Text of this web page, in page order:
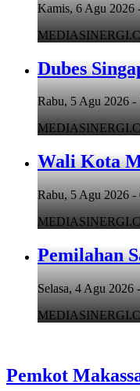
Kamis, 6 Agu 2026
Dubes
Rabu, 5 Agu 2026
Wali Kota
Rabu, 5 Agu 2026
Pemilahan
Selasa, 4 Agu 2026
Pemkot